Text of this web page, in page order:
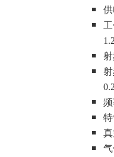
供
频
特
真
气